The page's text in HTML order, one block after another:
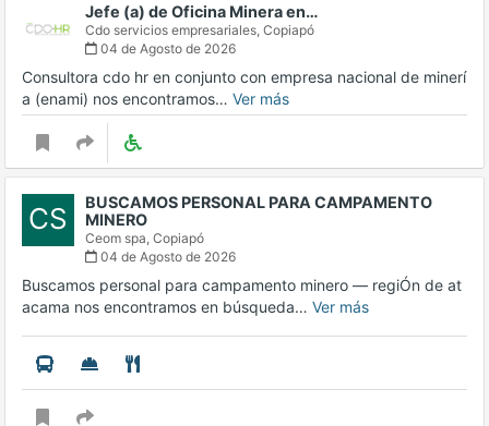
Jefe (a) de Oficina Minera en…
Cdo servicios empresariales, Copiapó
04 de Agosto de 2026
Consultora cdo hr en conjunto con empresa nacional de minerí
a (enami) nos encontramos… Ver más
CS
BUSCAMOS PERSONAL PARA CAMPAMENTO
MINERO
Ceom spa, Copiapó
04 de Agosto de 2026
Buscamos personal para campamento minero — regiÓn de at
acama nos encontramos en búsqueda… Ver más